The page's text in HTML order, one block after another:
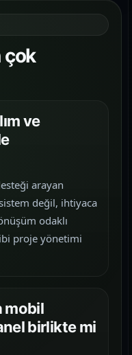
çok
ve
arayan
değil, ihtiyaca
odaklı
proje yönetimi
mobil
birlikte mi